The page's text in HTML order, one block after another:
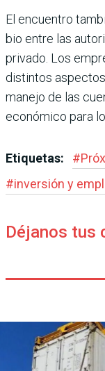
El encuentro
bio entre las
privado. Los
distin­tos
manejo de las
económico para
Etiquetas: #
#inversión y
Déjanos tus